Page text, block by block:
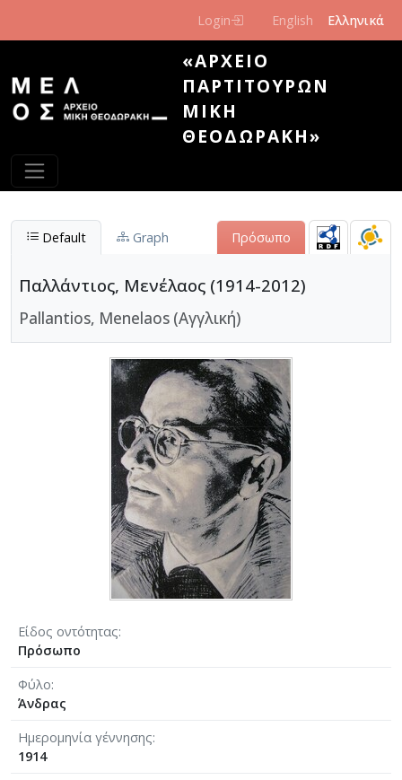
Login English Ελληνικά
«ΑΡΧΕΊΟ
ΠΑΡΤΙΤΟΎΡΩΝ
ΜΊΚΗ
ΘΕΟΔΩΡΆΚΗ»
Default Graph Πρόσωπο
Παλλάντιος, Μενέλαος (1914-2012)
Pallantios, Menelaos (Αγγλική)
Είδος οντότητας
Πρόσωπο
Φύλο
Άνδρας
Ημερομηνία γέννησης
1914